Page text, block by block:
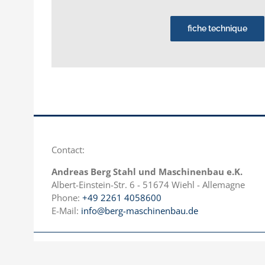
fiche technique
Contact:
Andreas Berg Stahl und Maschinenbau e.K.
Albert-Einstein-Str. 6 - 51674 Wiehl - Allemagne
Phone: +49 2261 4058600
E-Mail: info@berg-maschinenbau.de